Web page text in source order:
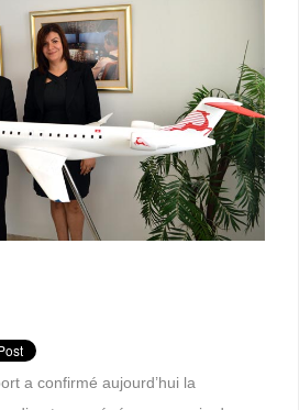
a confirmé aujourd’hui la